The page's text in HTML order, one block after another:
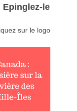
Epinglez-le
sur le logo